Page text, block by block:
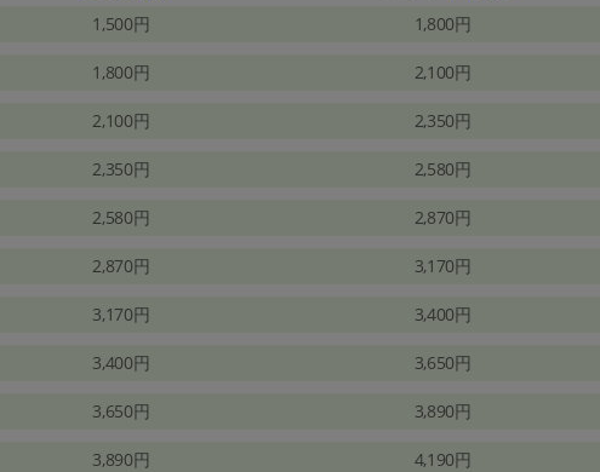
1,500円 1,800円
1,800円 2,100円
2,100円 2,350円
2,350円 2,580円
2,580円 2,870円
2,870円 3,170円
3,170円 3,400円
3,400円 3,650円
3,650円 3,890円
3,890円 4,190円